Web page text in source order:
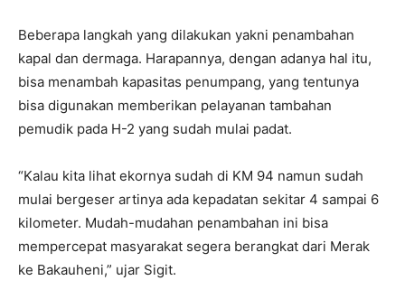
Beberapa langkah yang dilakukan yakni penambahan
kapal dan dermaga. Harapannya, dengan adanya hal itu,
bisa menambah kapasitas penumpang, yang tentunya
bisa digunakan memberikan pelayanan tambahan
pemudik pada H-2 yang sudah mulai padat.
“Kalau kita lihat ekornya sudah di KM 94 namun sudah
mulai bergeser artinya ada kepadatan sekitar 4 sampai 6
kilometer. Mudah-mudahan penambahan ini bisa
mempercepat masyarakat segera berangkat dari Merak
ke Bakauheni,” ujar Sigit.